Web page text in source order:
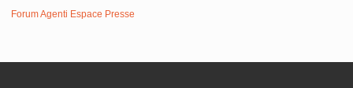
Forum Agenti Espace Presse